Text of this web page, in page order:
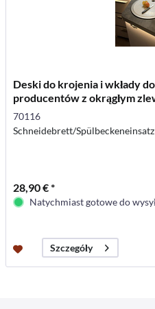
Deski do krojenia i wkłady
producentów z okrągłym
70116
Schneidebrett/
28,90 € *
Natychmiast gotowe do
Szczegóły